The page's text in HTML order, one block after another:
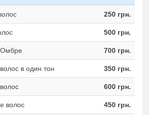
250 грн.
500 грн.
700 грн.
в один тон 350 грн.
600 грн.
волос 450 грн.